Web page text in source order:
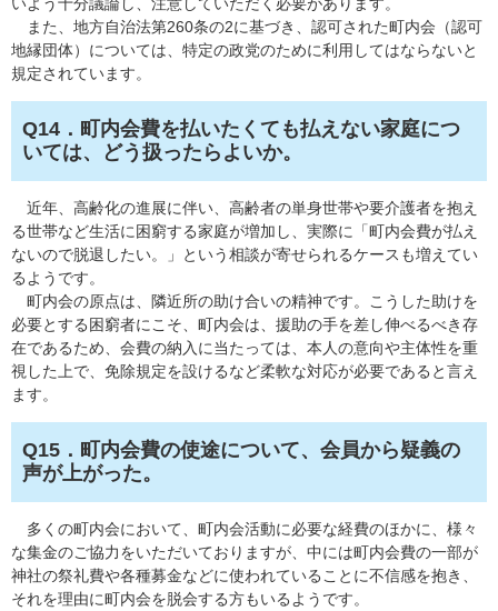
また、地方自治法第260条の2に基づき、認可された町内会（認可
地縁団体）については、特定の政党のために利用してはならないと
規定されています。
Q14．町内会費を払いたくても払えない家庭につ
いては、どう扱ったらよいか。
近年、高齢化の進展に伴い、高齢者の単身世帯や要介護者を抱え
る世帯など生活に困窮する家庭が増加し、実際に「町内会費が払え
ないので脱退したい。」という相談が寄せられるケースも増えてい
るようです。
町内会の原点は、隣近所の助け合いの精神です。こうした助けを
必要とする困窮者にこそ、町内会は、援助の手を差し伸べるべき存
在であるため、会費の納入に当たっては、本人の意向や主体性を重
視した上で、免除規定を設けるなど柔軟な対応が必要であると言え
ます。
Q15．町内会費の使途について、会員から疑義の
声が上がった。
多くの町内会において、町内会活動に必要な経費のほかに、様々
な集金のご協力をいただいておりますが、中には町内会費の一部が
神社の祭礼費や各種募金などに使われていることに不信感を抱き、
それを理由に町内会を脱会する方もいるようです。